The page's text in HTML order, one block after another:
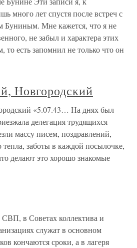
много лет спустя после встреч с
Буниным. Мне кажется, что я не
не забыл и характера этих
то есть запомнил не только что он
Новгородский
«5.07.43… На днях был
делегация трудящихся
массу писем, поздравлений,
заботы в каждой посылочке,
делают это хорошо знакомые
в Советах коллектива и
служат в основном
кончаются сроки, а в лагеря